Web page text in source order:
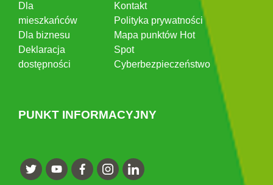
Dla
mieszkańców
Dla biznesu
Deklaracja
dostępności
Kontakt
Polityka prywatności
Mapa punktów Hot
Spot
Cyberbezpieczeństwo
PUNKT INFORMACYJNY